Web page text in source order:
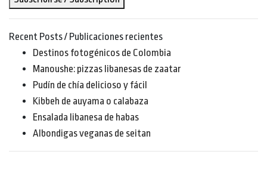
Recent Posts / Publicaciones recientes
Destinos fotogénicos de Colombia
Manoushe: pizzas libanesas de zaatar
Pudín de chía delicioso y fácil
Kibbeh de auyama o calabaza
Ensalada libanesa de habas
Albondigas veganas de seitan